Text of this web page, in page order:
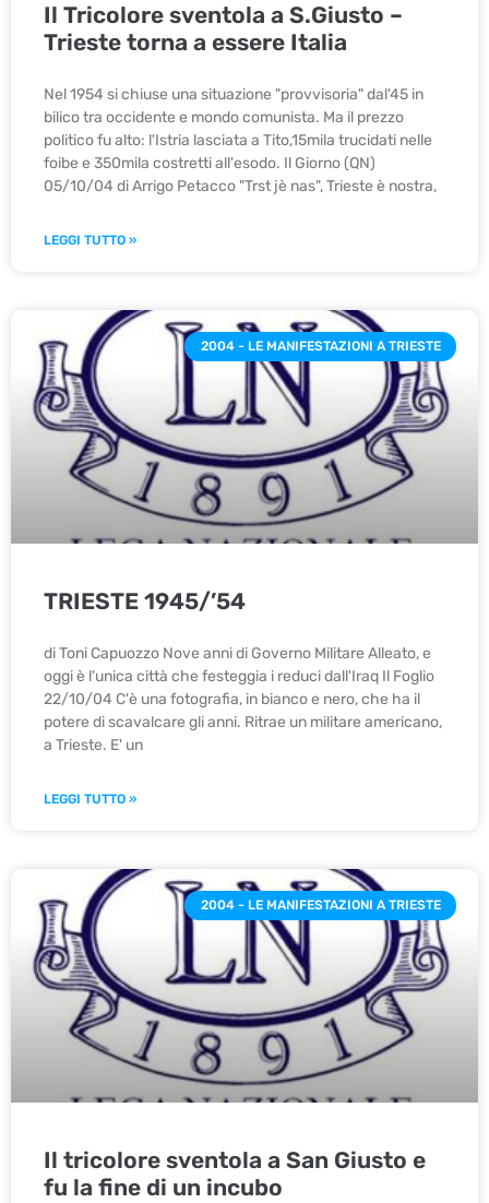
Il Tricolore sventola a S.Giusto –
Trieste torna a essere Italia
Nel 1954 si chiuse una situazione "provvisoria" dal'45 in
bilico tra occidente e mondo comunista. Ma il prezzo
politico fu alto: l'Istria lasciata a Tito,15mila trucidati nelle
foibe e 350mila costretti all'esodo. Il Giorno (QN)
05/10/04 di Arrigo Petacco "Trst jè nas", Trieste è nostra,
LEGGI TUTTO »
2004 - LE MANIFESTAZIONI A TRIESTE
TRIESTE 1945/’54
di Toni Capuozzo Nove anni di Governo Militare Alleato, e
oggi è l'unica città che festeggia i reduci dall'Iraq Il Foglio
22/10/04 C'è una fotografia, in bianco e nero, che ha il
potere di scavalcare gli anni. Ritrae un militare americano,
a Trieste. E' un
LEGGI TUTTO »
2004 - LE MANIFESTAZIONI A TRIESTE
Il tricolore sventola a San Giusto e
fu la fine di un incubo